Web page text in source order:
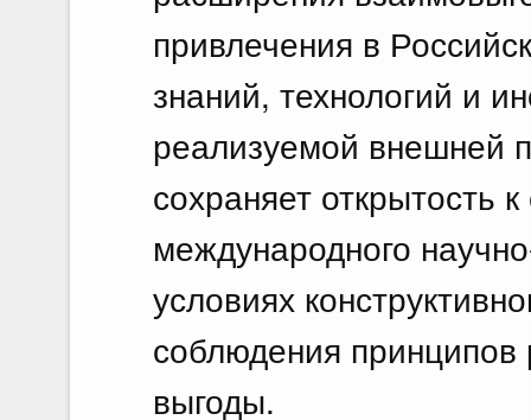
привлечения в
знаний, технологий и
реализуемой внешней
сохраняет открытость
международного
условиях
соблюдения
выгоды.